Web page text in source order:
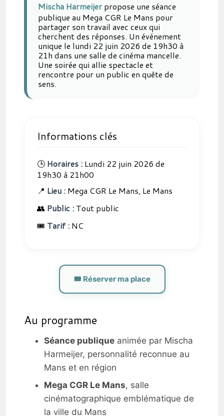
Mischa Harmeijer propose une séance
publique au Mega CGR Le Mans pour
partager son travail avec ceux qui
cherchent des réponses. Un événement
unique le lundi 22 juin 2026 de 19h30 à
21h dans une salle de cinéma mancelle.
Une soirée qui allie spectacle et
rencontre pour un public en quête de
sens.
Informations clés
🕒 Horaires : Lundi 22 juin 2026 de
19h30 à 21h00
📍 Lieu : Mega CGR Le Mans, Le Mans
👥 Public : Tout public
🎟️ Tarif : NC
🎟️ Réserver ma place
Au programme
Séance publique animée par Mischa
Harmeijer, personnalité reconnue au
Mans et en région
Mega CGR Le Mans, salle
cinématographique emblématique de
la ville du Mans